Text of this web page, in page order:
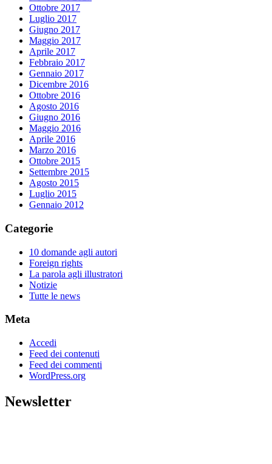
Ottobre 2017
Luglio 2017
Giugno 2017
Maggio 2017
Aprile 2017
Febbraio 2017
Gennaio 2017
Dicembre 2016
Ottobre 2016
Agosto 2016
Giugno 2016
Maggio 2016
Aprile 2016
Marzo 2016
Ottobre 2015
Settembre 2015
Agosto 2015
Luglio 2015
Gennaio 2012
Categorie
10 domande agli autori
Foreign rights
La parola agli illustratori
Notizie
Tutte le news
Meta
Accedi
Feed dei contenuti
Feed dei commenti
WordPress.org
Newsletter